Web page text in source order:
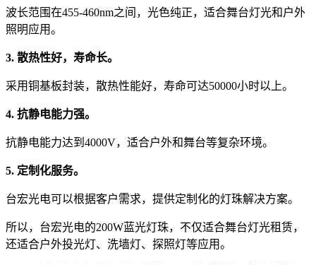
波长范围在455-460nm之间，光色纯正，适合舞台灯光和户外
照明应用。
3. 散热性好，寿命长。
采用铜基板封装，散热性能好，寿命可达50000小时以上。
4. 抗静电能力强。
抗静电能力达到4000V，适合户外和舞台等复杂环境。
5. 定制化服务。
台宏光电可以根据客户需求，提供定制化的灯珠解决方案。
所以，台宏光电的200W蓝光灯珠，不仅适合舞台灯光租赁，
还适合户外投光灯、洗墙灯、探照灯等应用。